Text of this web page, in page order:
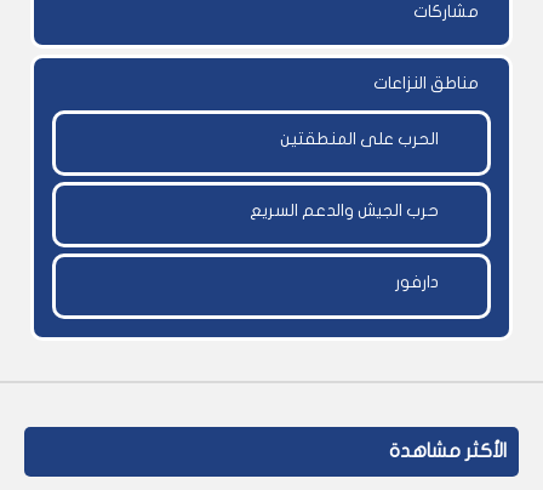
مشاركات
مناطق النزاعات
الحرب على المنطقتين
حرب الجيش والدعم السريع
دارفور
الأكثر مشاهدة